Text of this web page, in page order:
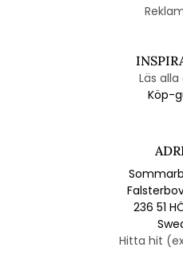
Läs
Köp-
236 51
Hitta hit